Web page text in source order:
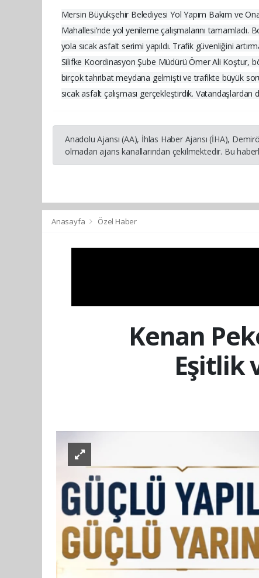
Mersin Büyükşehir Belediyesi Yol Yapım Bakım ve
Mahallesi’nde yol yenileme çalışmalarını
yola sıcak asfalt serimi yapıldı. Trafik güvenliğini
Silifke Koordinasyon Şube Müdürü Ömer Ali Koştur,
birçok tahribat meydana gelmişti ve trafikte büyük
sıcak asfalt çalışması gerçekleştirdik.
Anadolu Ajansı (AA), İhlas Haber Ajansı (İHA),
olmadan ajans kanallarından çekilmektedir. Bu
Anasayfa Özel Haber
Kenan
Eşitlik